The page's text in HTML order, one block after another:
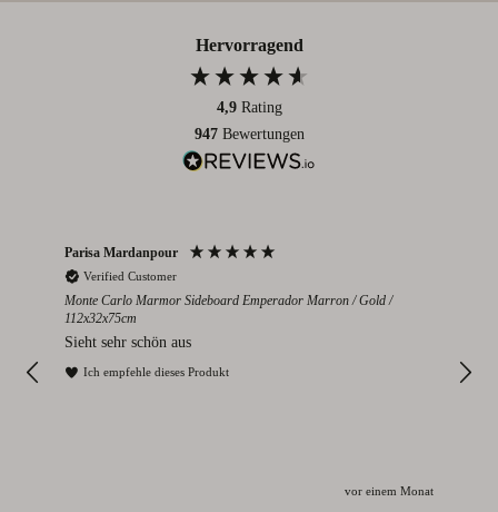
Hervorragend
4,9 Rating
947 Bewertungen
Parisa Mardanpour
Verified Customer
Monte Carlo Marmor Sideboard Emperador Marron / Gold /
112x32x75cm
Sieht sehr schön aus
Ich empfehle dieses Produkt
vor einem Monat